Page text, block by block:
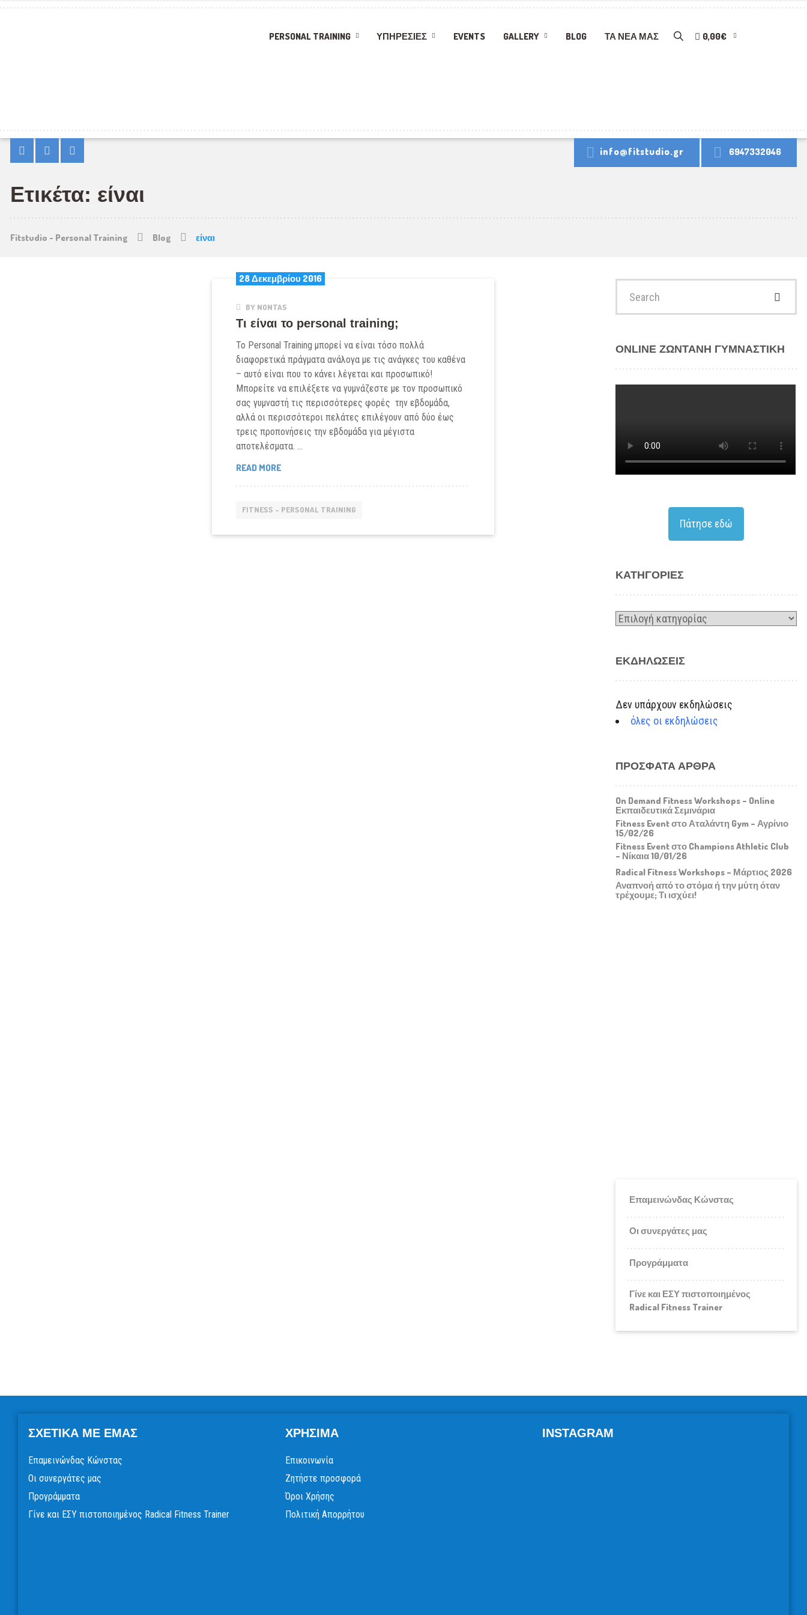
PERSONAL TRAINING ΥΠΗΡΕΣΊΕΣ EVENTS GALLERY BLOG ΤΑ ΝΈΑ ΜΑΣ 0,00€
info@fitstudio.gr 6947332046
Ετικέτα: είναι
Fitstudio - Personal Training Blog είναι
28 Δεκεμβρίου 2016
BY NONTAS
Τι είναι το personal training;
Το Personal Training μπορεί να είναι τόσο πολλά
διαφορετικά πράγματα ανάλογα με τις ανάγκες του καθένα
– αυτό είναι που το κάνει λέγεται και προσωπικό!
Μπορείτε να επιλέξετε να γυμνάζεστε με τον προσωπικό
σας γυμναστή τις περισσότερες φορές την εβδομάδα,
αλλά οι περισσότεροι πελάτες επιλέγουν από δύο έως
τρεις προπονήσεις την εβδομάδα για μέγιστα
αποτελέσματα. …
READ MOREΤΙ
PERSONAL
FITNESS - PERSONAL TRAINING
ONLINE ΖΩΝΤΑΝΗ ΓΥΜΝΑΣΤΙΚΗ
Πάτησε εδώ
KΑΤΗΓΟΡΊΕΣ
Kατηγορίες
ΕΚΔΗΛΏΣΕΙΣ
Δεν υπάρχουν εκδηλώσεις
όλες οι εκδηλώσεις
ΠΡΌΣΦΑΤΑ ΆΡΘΡΑ
On Demand Fitness Workshops – Online
Εκπαιδευτικά Σεμινάρια
Fitness Event στο Αταλάντη Gym – Αγρίνιο
15/02/26
Fitness Event στο Champions Athletic Club
– Νίκαια 10/01/26
Radical Fitness Workshops – Μάρτιος 2026
Αναπνοή από το στόμα ή την μύτη όταν
τρέχουμε; Τι ισχύει!
Επαμεινώνδας Κώνστας
Οι συνεργάτες μας
Προγράμματα
Γίνε και ΕΣΥ πιστοποιημένος
Radical Fitness Trainer
ΣΧΕΤΙΚΆ ΜΕ ΕΜΆΣ
Επαμεινώνδας Κώνστας
Οι συνεργάτες μας
Προγράμματα
Γίνε και ΕΣΥ πιστοποιημένος Radical Fitness Trainer
ΧΡΉΣΙΜΑ
Επικοινωνία
Ζητήστε προσφορά
Όροι Χρήσης
Πολιτική Απορρήτου
INSTAGRAM